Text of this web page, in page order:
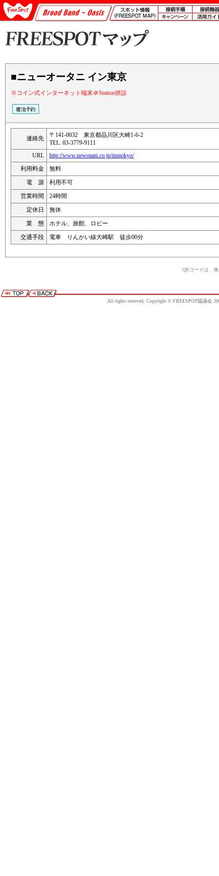
■ニューオータニ イン東京
※コイン式インターネット端末＠Station併設
連絡先
〒141-0032 東京都品川区大崎1-6-2
TEL. 03-3779-9111
URL
http://www.newotani.co.jp/inntokyo/
利用料金
無料
電 源
利用不可
営業時間
24時間
定休日
無休
業 態
ホテル、旅館、ロビー
交通手段
電車 りんかい線大崎駅 徒歩00分
QRコードは、
All rights reserved, Copyright © FREESPOT協議会